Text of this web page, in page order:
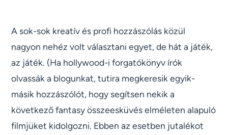
A sok-sok kreatív és profi hozzászólás közül
nagyon nehéz volt választani egyet, de hát a játék,
az játék. (Ha hollywood-i forgatókönyv írók
olvassák a blogunkat, tutira megkeresik egyik-
másik hozzászólót, hogy segítsen nekik a
következő fantasy összeesküvés elméleten alapuló
filmjüket kidolgozni. Ebben az esetben jutalékot